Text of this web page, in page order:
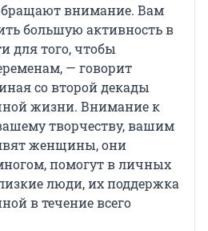
внимание. Вам
большую активность в
для того, чтобы
— говорит
со второй декады
жизни. Внимание к
творчеству, вашим
женщины, они
помогут в личных
люди, их поддержка
в течение всего